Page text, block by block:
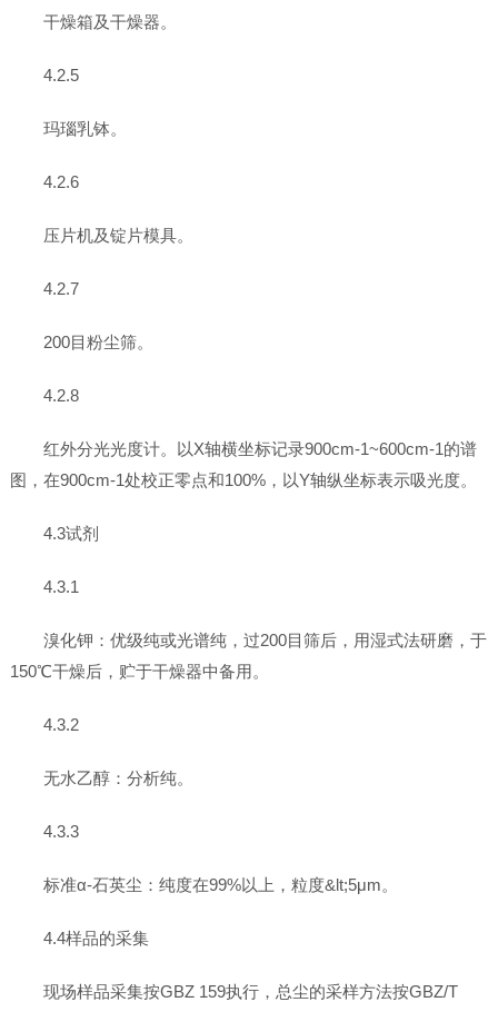
干燥箱及干燥器。
4.2.5
玛瑙乳钵。
4.2.6
压片机及锭片模具。
4.2.7
200目粉尘筛。
4.2.8
红外分光光度计。以X轴横坐标记录900cm-1~600cm-1的谱
图，在900cm-1处校正零点和100%，以Y轴纵坐标表示吸光度。
4.3试剂
4.3.1
溴化钾：优级纯或光谱纯，过200目筛后，用湿式法研磨，于
150℃干燥后，贮于干燥器中备用。
4.3.2
无水乙醇：分析纯。
4.3.3
标准α-石英尘：纯度在99%以上，粒度&lt;5μm。
4.4样品的采集
现场样品采集按GBZ 159执行，总尘的采样方法按GBZ/T